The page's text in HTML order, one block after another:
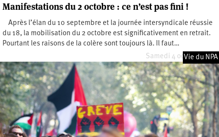
Manifestations du 2 octobre : ce n’est pas fini !
Après l’élan du 10 septembre et la journée intersyndicale réussie
du 18, la mobilisation du 2 octobre est significativement en retrait.
Pourtant les raisons de la colère sont toujours là. Il faut…
Samedi 4 octobre 2025
Vie du NPA